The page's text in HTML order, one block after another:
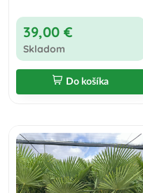
39,00 €
Skladom
Do košíka